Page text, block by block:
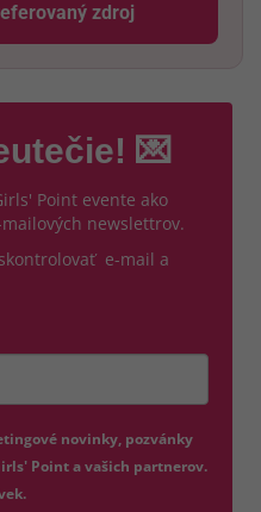
zdroj
odkaz sa otvorí v
💌
Point evente ako
newslettrov.
e-mail a
novinky, pozvánky
Point a vašich partnerov.